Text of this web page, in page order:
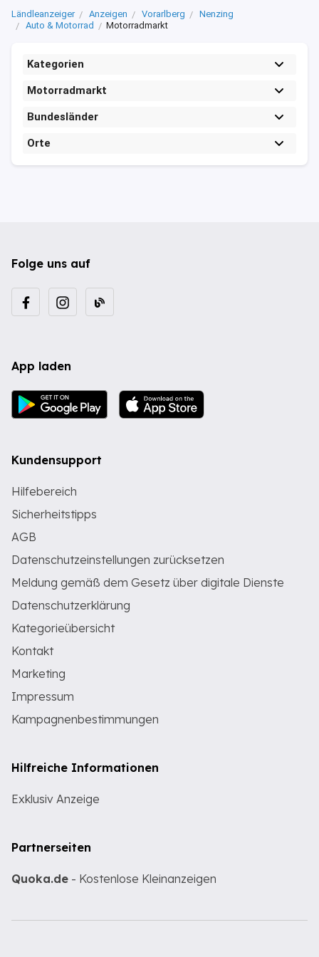
Ländleanzeiger Anzeigen Vorarlberg
Nenzing
Auto & Motorrad
Motorradmarkt
Kategorien
Motorradmarkt
Bundesländer
Orte
Folge uns auf
App laden
Kundensupport
Hilfebereich
Sicherheitstipps
AGB
Datenschutzeinstellungen zurücksetzen
Meldung gemäß dem Gesetz über digitale Dienste
Datenschutzerklärung
Kategorieübersicht
Kontakt
Marketing
Impressum
Kampagnenbestimmungen
Hilfreiche Informationen
Exklusiv Anzeige
Partnerseiten
Quoka.de - Kostenlose Kleinanzeigen